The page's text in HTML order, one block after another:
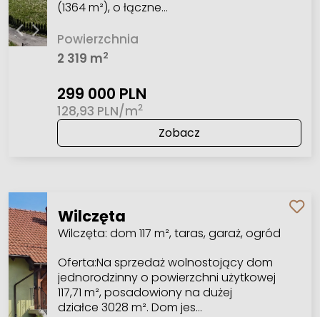
(1364 m²), o łączne…
Powierzchnia
2 319 m2
299 000 PLN
128,93 PLN/m2
Zobacz
Wilczęta
Wilczęta: dom 117 m², taras, garaż, ogród
Oferta:Na sprzedaż wolnostojący dom
jednorodzinny o powierzchni użytkowej
117,71 m², posadowiony na dużej
działce 3028 m². Dom jes…